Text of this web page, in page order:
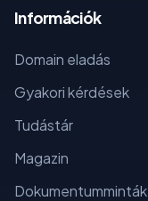
Információk
Domain eladás
Gyakori kérdések
Tudástár
Magazin
Dokumentumminták